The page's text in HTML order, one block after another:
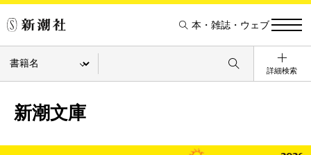
本・雑誌・ウェブ
詳細検索
新潮文庫